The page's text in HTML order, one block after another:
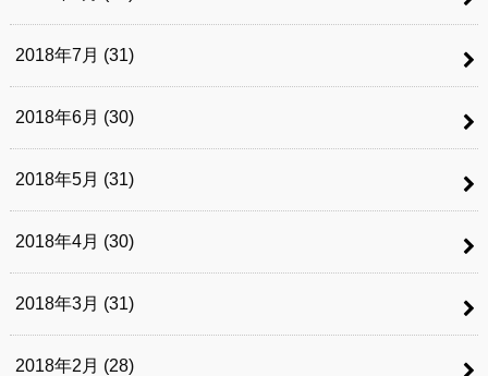
2018年7月 (31)
2018年6月 (30)
2018年5月 (31)
2018年4月 (30)
2018年3月 (31)
2018年2月 (28)